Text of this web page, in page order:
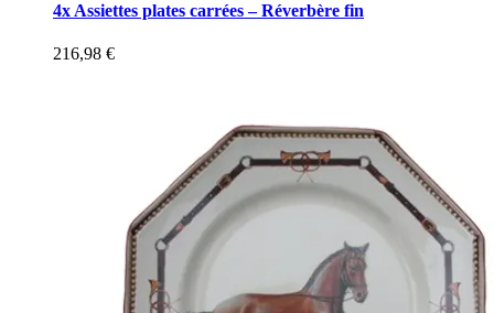
4x Assiettes plates carrées – Réverbère fin
216,98 €